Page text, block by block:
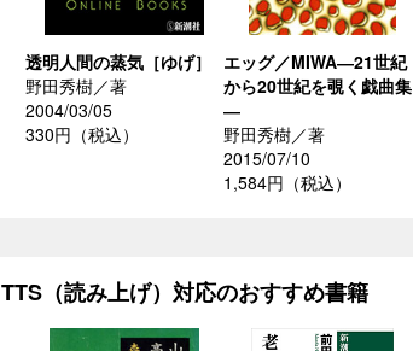
透明人間の蒸気［ゆげ］
野田秀樹／著
2004/03/05
330円（税込）
エッグ／MIWA―21世紀
から20世紀を覗く戯曲集
―
野田秀樹／著
2015/07/10
1,584円（税込）
TTS（読み上げ）対応のおすすめ書籍